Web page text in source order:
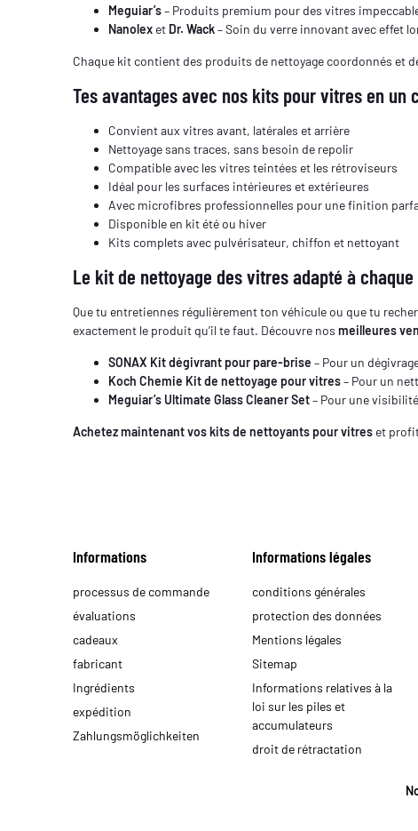
Meguiar’s– Produits premium pour des vitres
Nanolex et Dr. Wack– Soin du verre innovant avec effet
Chaque kit contient des produits de nettoyage coordonnés et
Tes avantages avec nos kits pour vitres en un
Convient aux vitres avant, latérales et arrière
Nettoyage sans traces, sans besoin de repolir
Compatible avec les vitres teintées et les rétroviseurs
Idéal pour les surfaces intérieures et extérieures
Avec microfibres professionnelles pour une finition
Disponible en kit été ou hiver
Kits complets avec pulvérisateur, chiffon et nettoyant
Le kit de nettoyage des vitres adapté à
Que tu entretiennes régulièrement ton véhicule ou que tu
exactement le produit qu’il te faut. Découvre nosmeilleures
SONAX Kit dégivrant pour pare-brise – Pour un
Koch Chemie Kit de nettoyage pour vitres– Pour un
Meguiar’s Ultimate Glass Cleaner Set– Pour une
Achetez maintenant vos kits de nettoyants pour vitres et
Informations
processus de commande
évaluations
cadeaux
fabricant
Ingrédients
expédition
Zahlungsmöglichkeiten
Informations légales
conditions générales
protection des données
Mentions légales
Sitemap
Informations relatives à la
loi sur les piles et
accumulateurs
droit de rétractation